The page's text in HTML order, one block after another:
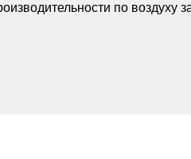
по воздуху